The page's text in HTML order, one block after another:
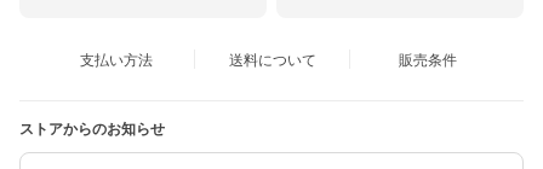
支払い方法 送料について 販売条件
ストアからのお知らせ